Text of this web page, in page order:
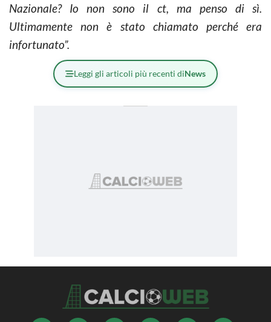
Nazionale? Io non sono il ct, ma penso di sì.
Ultimamente non è stato chiamato perché era
infortunato”.
Leggi gli articoli più recenti diNews